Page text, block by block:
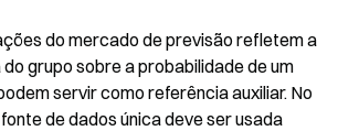
do mercado de previsão refletem a
grupo sobre a probabilidade de um
servir como referência auxiliar. No
de dados única deve ser usada